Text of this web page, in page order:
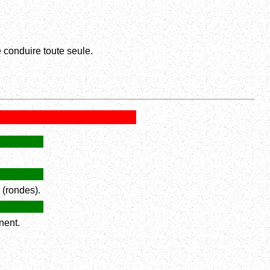
toute seule.